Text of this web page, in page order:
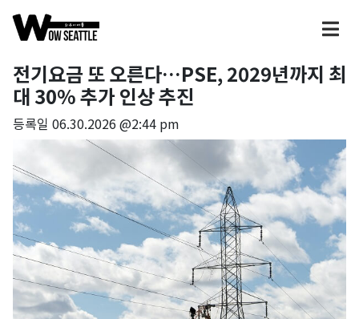
전기요금 또 오른다…PSE, 2029년까지 최
대 30% 추가 인상 추진
등록일 06.30.2026 @2:44 pm